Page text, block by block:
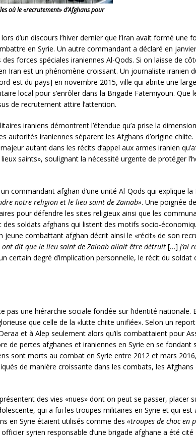
où le «recrutement» d’Afghans pour
d’un discours l’hiver dernier que l’Iran avait formé
en Syrie. Un autre commandant a déclaré en
forces spéciales iraniennes Al-Qods. Si on laisse de
Iran est un phénomène croissant. Un journaliste iranien
est du pays] en novembre 2015, ville qui abrite une
local pour s’enrôler dans la Brigade Fatemiyoun.
de recrutement attire l’attention.
iraniens démontrent l’étendue qu’a prise la
autorités iraniennes séparent les Afghans d’origine
autant dans les récits d’appel aux armes iranien
saints», soulignant la nécessité urgente de protéger
commandant afghan d’une unité Al-Qods qui explique
notre religion et le lieu saint de Zainab». Une poignée
pour défendre les sites religieux ainsi que les
des soldats afghans qui listent des motifs socio-
jeune combattant afghan décrit ainsi le «récit» de son
ont dit que le lieu saint de Zainab allait être détruit […] j’ai
certain degré d’implication personnelle, le récit du
pas une hiérarchie sociale fondée sur l’identité
que celle de la «lutte chiite unifiée». Selon un
et à Alep seulement alors qu’ils combattaient pour
de pertes afghanes et iraniennes en Syrie en se fondant
sont morts au combat en Syrie entre 2012 et mars
de manière croissante dans les combats, les
des vies «nues» dont on peut se passer, placer
qui a fui les troupes militaires en Syrie et qui est
en Syrie étaient utilisés comme des «troupes de choc en
officier syrien responsable d’une brigade afghane a été cité